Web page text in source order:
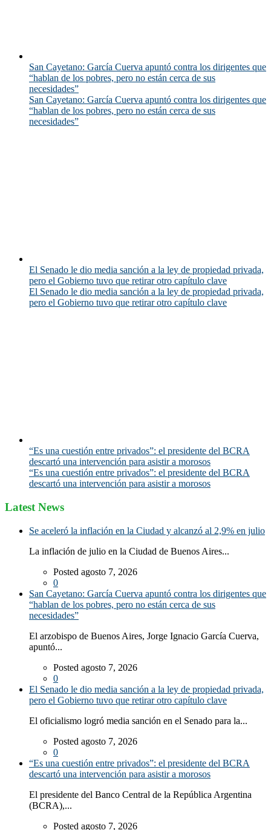
San Cayetano: García Cuerva apuntó contra los dirigentes que
“hablan de los pobres, pero no están cerca de sus
necesidades”
San Cayetano: García Cuerva apuntó contra los dirigentes que
“hablan de los pobres, pero no están cerca de sus
necesidades”
El Senado le dio media sanción a la ley de propiedad privada,
pero el Gobierno tuvo que retirar otro capítulo clave
El Senado le dio media sanción a la ley de propiedad privada,
pero el Gobierno tuvo que retirar otro capítulo clave
“Es una cuestión entre privados”: el presidente del BCRA
descartó una intervención para asistir a morosos
“Es una cuestión entre privados”: el presidente del BCRA
descartó una intervención para asistir a morosos
Latest News
Se aceleró la inflación en la Ciudad y alcanzó al 2,9% en julio
La inflación de julio en la Ciudad de Buenos Aires...
Posted agosto 7, 2026
0
San Cayetano: García Cuerva apuntó contra los dirigentes que
“hablan de los pobres, pero no están cerca de sus
necesidades”
El arzobispo de Buenos Aires, Jorge Ignacio García Cuerva,
apuntó...
Posted agosto 7, 2026
0
El Senado le dio media sanción a la ley de propiedad privada,
pero el Gobierno tuvo que retirar otro capítulo clave
El oficialismo logró media sanción en el Senado para la...
Posted agosto 7, 2026
0
“Es una cuestión entre privados”: el presidente del BCRA
descartó una intervención para asistir a morosos
El presidente del Banco Central de la República Argentina
(BCRA),...
Posted agosto 7, 2026